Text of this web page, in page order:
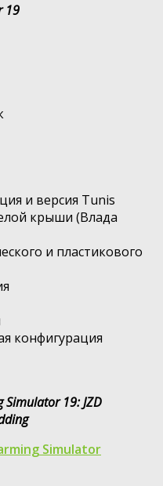
19
и версия Tunis
крыши (Влада
и пластикового
конфигурация
19: JZD
Simulator